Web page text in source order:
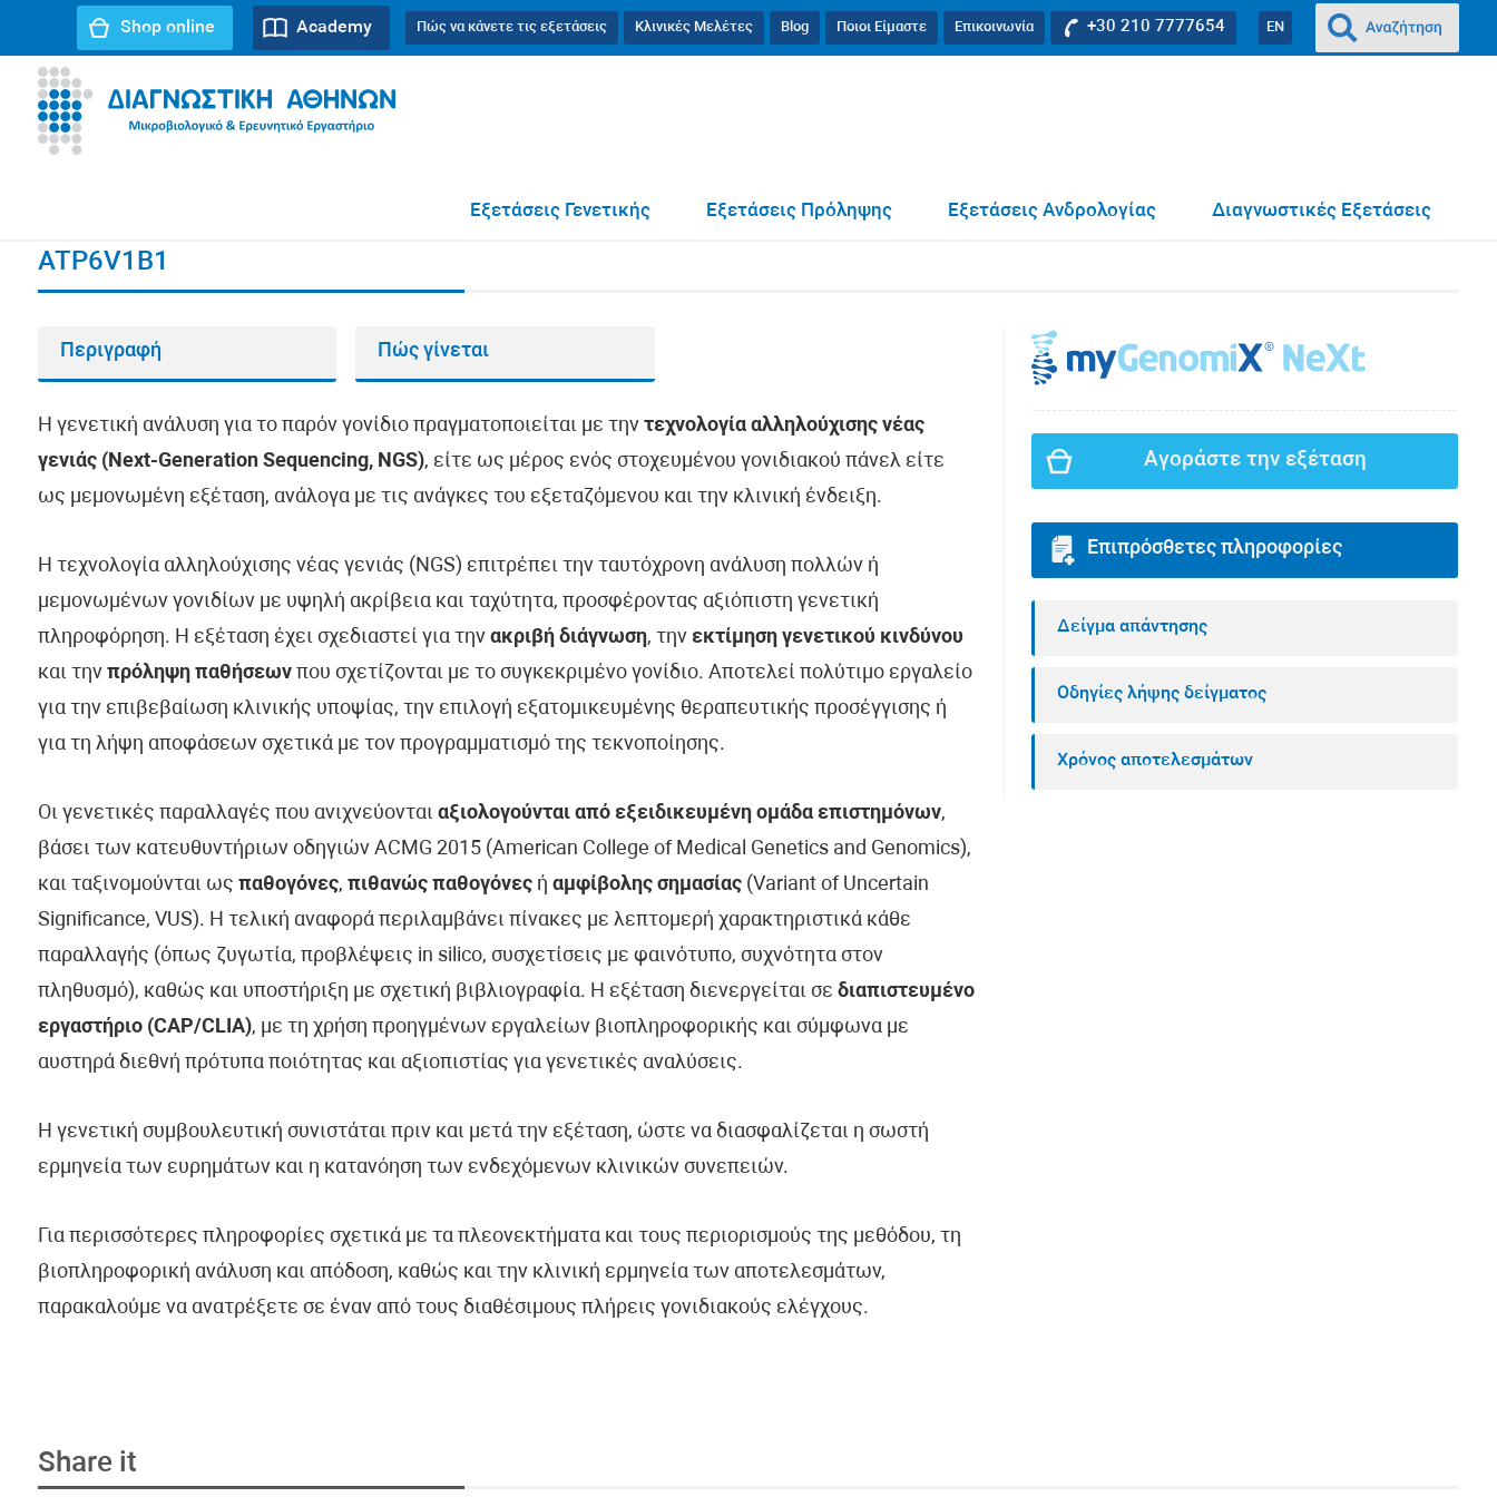
EN
+30 210 7777654
Επικοινωνία
Ποιοι Είμαστε
Blog
Κλινικές Μελέτες
Πώς να κάνετε τις εξετάσεις
Academy
Shop online
Διαγνωστικές Εξετάσεις
Εξετάσεις Ανδρολογίας
Εξετάσεις Πρόληψης
Εξετάσεις Γενετικής
ATP6V1B1
Περιγραφή Πώς γίνεται
Η γενετική ανάλυση για το παρόν γονίδιο πραγματοποιείται με την τεχνολογία αλληλούχισης νέας
γενιάς (Next-Generation Sequencing, NGS), είτε ως μέρος ενός στοχευμένου γονιδιακού πάνελ είτε
ως μεμονωμένη εξέταση, ανάλογα με τις ανάγκες του εξεταζόμενου και την κλινική ένδειξη.
Η τεχνολογία αλληλούχισης νέας γενιάς (NGS) επιτρέπει την ταυτόχρονη ανάλυση πολλών ή
μεμονωμένων γονιδίων με υψηλή ακρίβεια και ταχύτητα, προσφέροντας αξιόπιστη γενετική
πληροφόρηση. Η εξέταση έχει σχεδιαστεί για την ακριβή διάγνωση, την εκτίμηση γενετικού κινδύνου
και την πρόληψη παθήσεωνπου σχετίζονται με το συγκεκριμένο γονίδιο. Αποτελεί πολύτιμο εργαλείο
για την επιβεβαίωση κλινικής υποψίας, την επιλογή εξατομικευμένης θεραπευτικής προσέγγισης ή
για τη λήψη αποφάσεων σχετικά με τον προγραμματισμό της τεκνοποίησης.
Οι γενετικές παραλλαγές που ανιχνεύονται αξιολογούνται από εξειδικευμένη ομάδα επιστημόνων,
βάσει των κατευθυντήριων οδηγιών ACMG 2015 (American College of Medical Genetics and Genomics),
και ταξινομούνται ως παθογόνες, πιθανώς παθογόνεςή αμφίβολης σημασίας(Variant of Uncertain
Significance, VUS). Η τελική αναφορά περιλαμβάνει πίνακες με λεπτομερή χαρακτηριστικά κάθε
παραλλαγής (όπως ζυγωτία, προβλέψεις in silico, συσχετίσεις με φαινότυπο, συχνότητα στον
πληθυσμό), καθώς και υποστήριξη με σχετική βιβλιογραφία. Η εξέταση διενεργείται σε διαπιστευμένο
εργαστήριο (CAP/CLIA), με τη χρήση προηγμένων εργαλείων βιοπληροφορικής και σύμφωνα με
αυστηρά διεθνή πρότυπα ποιότητας και αξιοπιστίας για γενετικές αναλύσεις.
Η γενετική συμβουλευτική συνιστάται πριν και μετά την εξέταση, ώστε να διασφαλίζεται η σωστή
ερμηνεία των ευρημάτων και η κατανόηση των ενδεχόμενων κλινικών συνεπειών.
Για περισσότερες πληροφορίες σχετικά με τα πλεονεκτήματα και τους περιορισμούς της μεθόδου, τη
βιοπληροφορική ανάλυση και απόδοση, καθώς και την κλινική ερμηνεία των αποτελεσμάτων,
παρακαλούμε να ανατρέξετε σε έναν από τους διαθέσιμους πλήρεις γονιδιακούς ελέγχους.
Αγοράστε την εξέταση
Επιπρόσθετες πληροφορίες
Δείγμα απάντησης
Οδηγίες λήψης δείγματος
Χρόνος αποτελεσμάτων
Share it